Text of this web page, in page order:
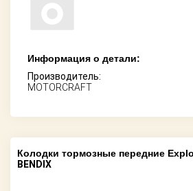
Информация о детали:
Производитель:
MOTORCRAFT
Колодки тормозные передние
BENDIX